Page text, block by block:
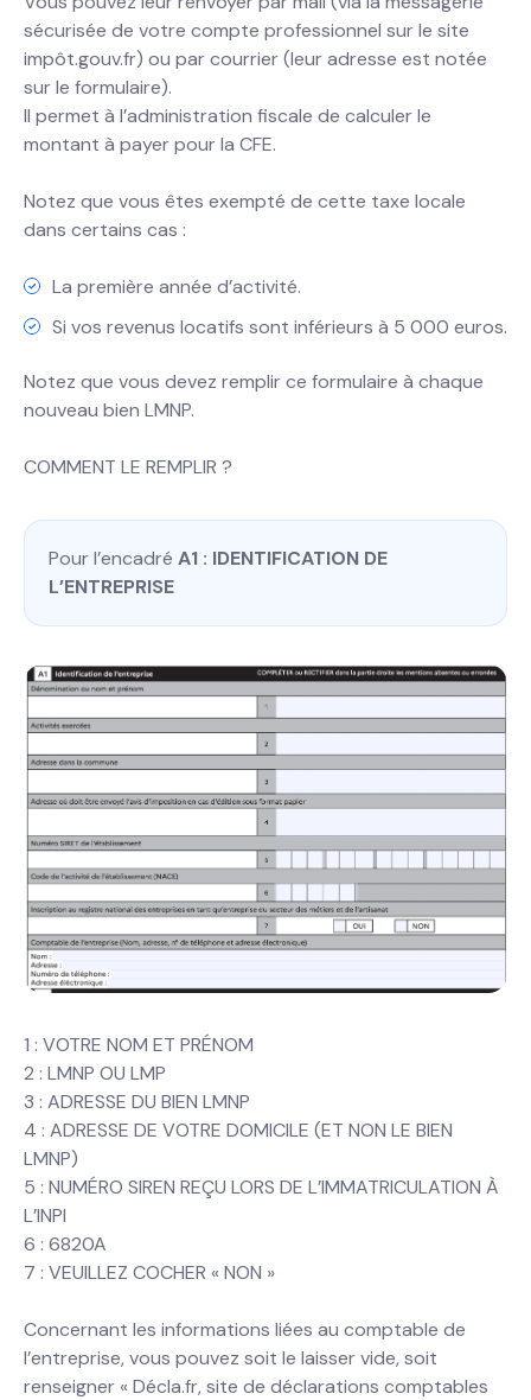
sécurisée de votre compte professionnel sur le site
impôt.gouv.fr) ou par courrier (leur adresse est notée
sur le formulaire).
Il permet à l’administration fiscale de calculer le
montant à payer pour la CFE.
Notez que vous êtes exempté de cette taxe locale
dans certains cas :
La première année d’activité.
Si vos revenus locatifs sont inférieurs à 5 000 euros.
Notez que vous devez remplir ce formulaire à chaque
nouveau bien LMNP.
COMMENT LE REMPLIR ?
Pour l’encadré A1 : IDENTIFICATION DE
L’ENTREPRISE
1 : VOTRE NOM ET PRÉNOM
2 : LMNP OU LMP
3 : ADRESSE DU BIEN LMNP
4 : ADRESSE DE VOTRE DOMICILE (ET NON LE BIEN
LMNP)
5 : NUMÉRO SIREN REÇU LORS DE L’IMMATRICULATION À
L’INPI
6 : 6820A
7 : VEUILLEZ COCHER « NON »
Concernant les informations liées au comptable de
l’entreprise, vous pouvez soit le laisser vide, soit
renseigner « Décla.fr, site de déclarations comptables